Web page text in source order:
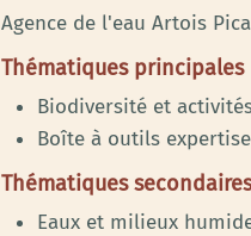
Agence de l'eau Artois
Thématiques principales
Biodiversité et
Boîte à outils
Thématiques secondaires
Eaux et milieux